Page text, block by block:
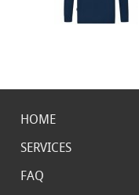
HOME
SERVICES
FAQ